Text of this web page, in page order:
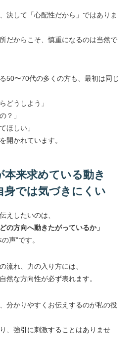
決して「心配性だから」ではありま
だからこそ、慎重になるのは当然で
50〜70代の多くの方も、最初は同じ
どうしよう」
？」
ほしい」
開かれています。
本来求めている動き
身では気づきにくい
えしたいのは、
の方向へ動きたがっているか」
声”です。
流れ、力の入り方には、
然な方向性が必ず表れます。
分かりやすくお伝えするのが私の役
、強引に刺激することはありませ